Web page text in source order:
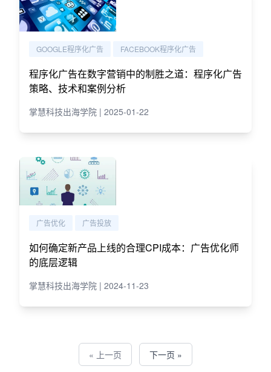
GOOGLE程序化广告 FACEBOOK程序化广告
程序化广告在数字营销中的制胜之道：程序化广告
策略、技术和案例分析
掌慧科技出海学院 | 2025-01-22
广告优化 广告投放
如何确定新产品上线的合理CPI成本：广告优化师
的底层逻辑
掌慧科技出海学院 | 2024-11-23
« 上一页 下一页 »